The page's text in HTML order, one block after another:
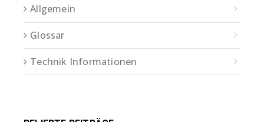
Allgemein
Glossar
Technik Informationen